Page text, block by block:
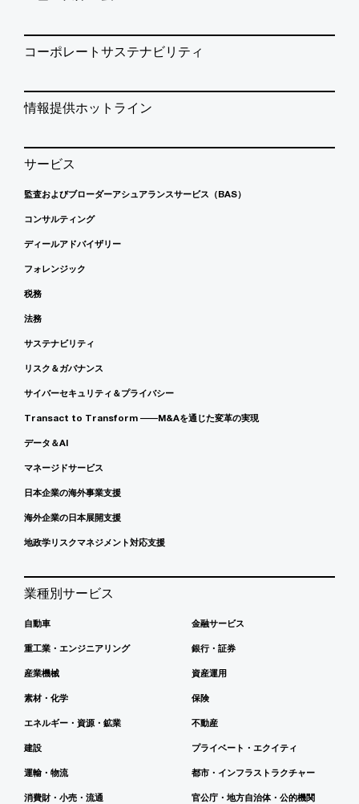
コーポレートサステナビリティ
情報提供ホットライン
サービス
監査およびブローダーアシュアランスサービス（BAS）
コンサルティング
ディールアドバイザリー
フォレンジック
税務
法務
サステナビリティ
リスク＆ガバナンス
サイバーセキュリティ＆プライバシー
Transact to Transform ――M&Aを通じた変革の実現
データ＆AI
マネージドサービス
日本企業の海外事業支援
海外企業の日本展開支援
地政学リスクマネジメント対応支援
業種別サービス
自動車
重工業・エンジニアリング
産業機械
素材・化学
エネルギー・資源・鉱業
建設
運輸・物流
消費財・小売・流通
金融サービス
銀行・証券
資産運用
保険
不動産
プライベート・エクイティ
都市・インフラストラクチャー
官公庁・地方自治体・公的機関